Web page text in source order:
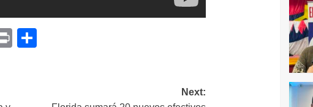
Print
Next: